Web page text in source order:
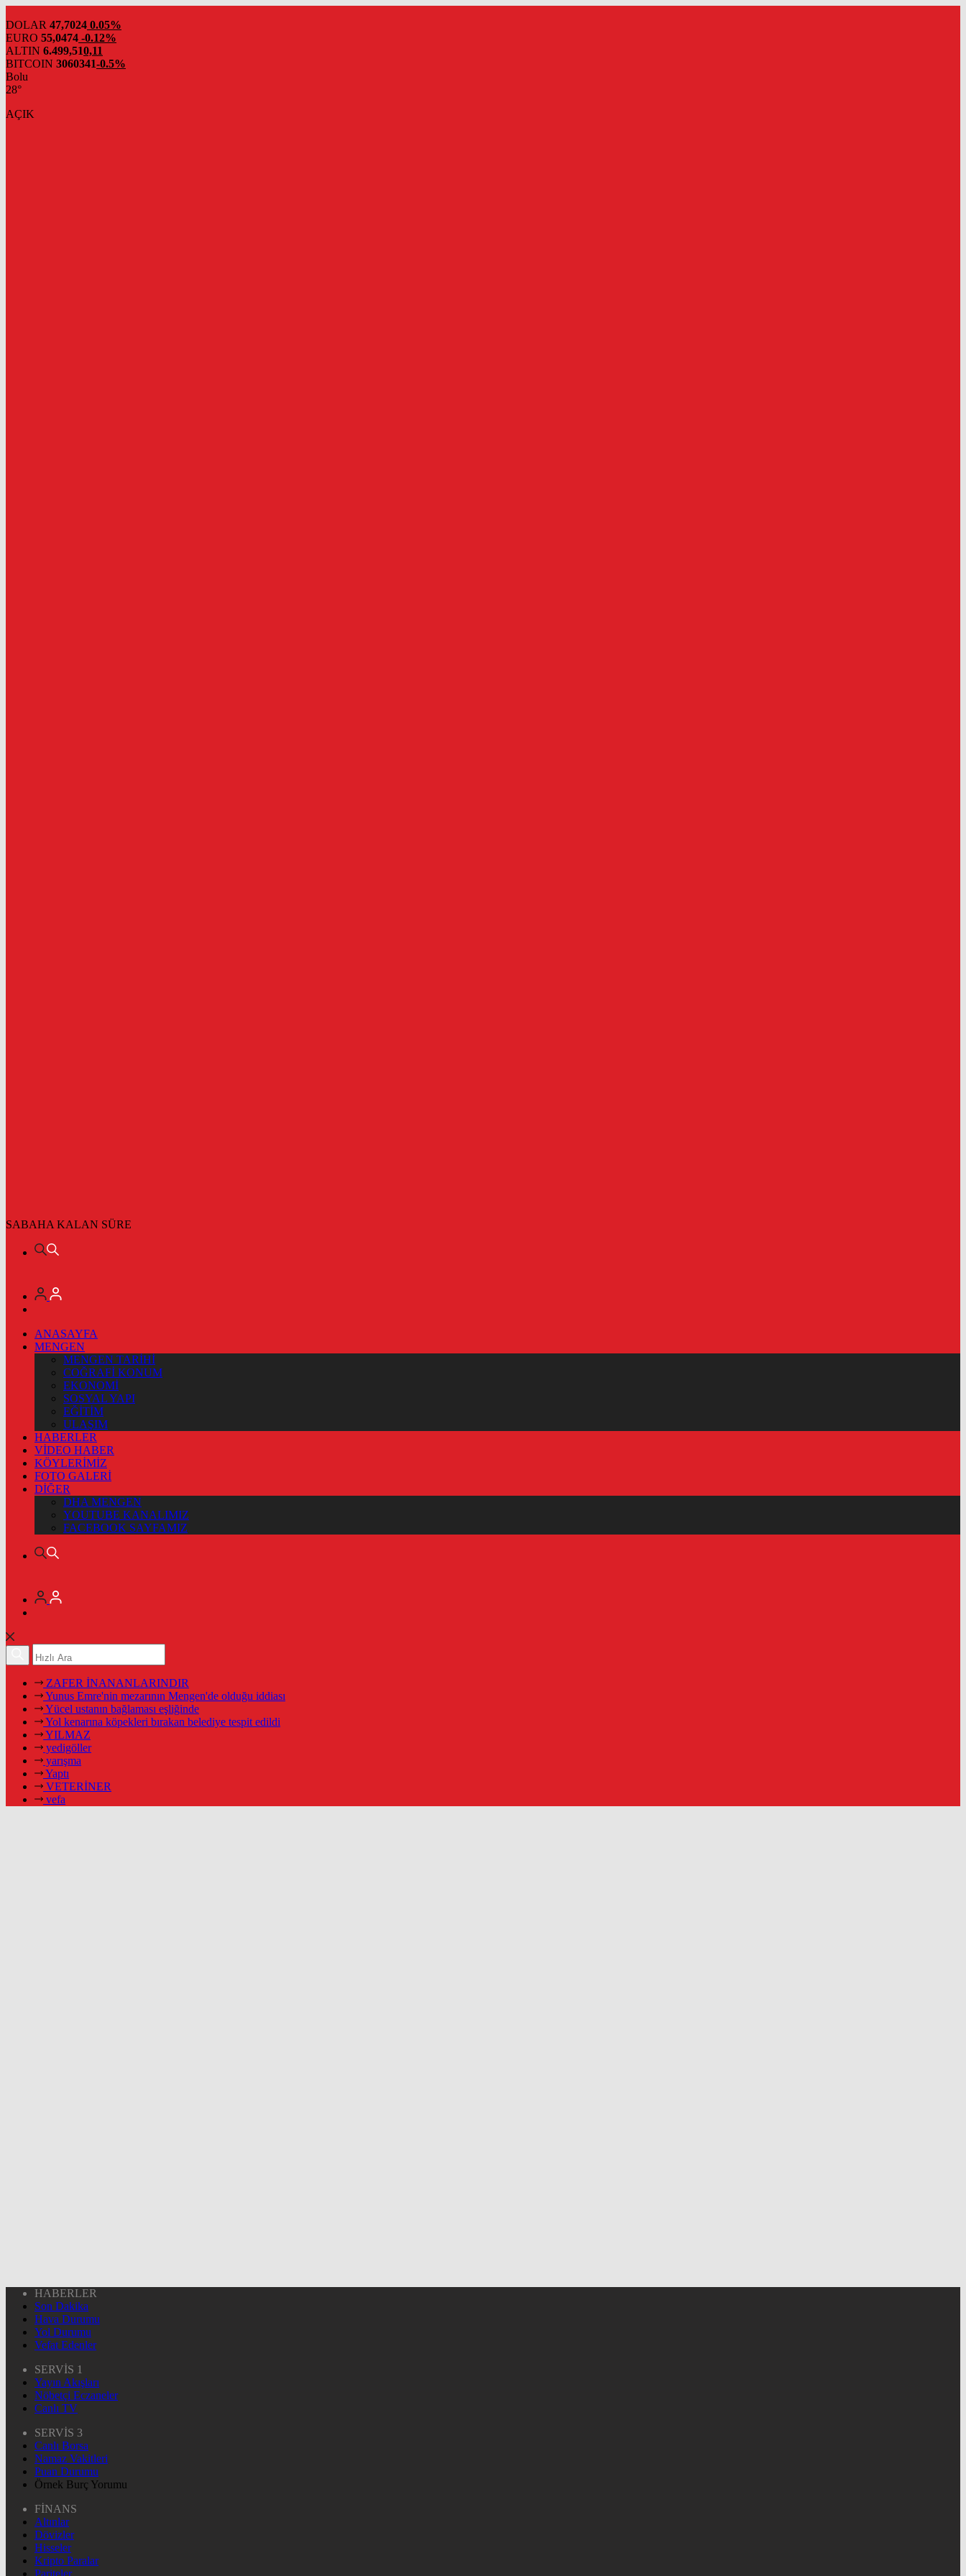
DOLAR 47,7024 0.05%
EURO 55,0474 -0.12%
ALTIN 6.499,510,11
BITCOIN 3060341-0.5%
Bolu
28°
AÇIK
SABAHA KALAN SÜRE
ANASAYFA
MENGEN
MENGEN TARİHİ
COĞRAFİ KONUM
EKONOMİ
SOSYAL YAPI
EĞİTİM
ULAŞIM
HABERLER
VİDEO HABER
KÖYLERİMİZ
FOTO GALERİ
DİĞER
DHA MENGEN
YOUTUBE KANALIMIZ
FACEBOOK SAYFAMIZ
ZAFER İNANANLARINDIR
Yunus Emre'nin mezarının Mengen'de olduğu iddiası
Yücel ustanın bağlaması eşliğinde
Yol kenarına köpekleri bırakan belediye tespit edildi
YILMAZ
yedigöller
yarışma
Yaptı
VETERİNER
vefa
HABERLER
Son Dakika
Hava Durumu
Yol Durumu
Vefat Edenler
SERVİS 1
Yayın Akışları
Nöbetçi Eczaneler
Canlı TV
SERVİS 3
Canlı Borsa
Namaz Vakitleri
Puan Durumu
Örnek Burç Yorumu
FİNANS
Altınlar
Dövizler
Hisseler
Kripto Paralar
Pariteler